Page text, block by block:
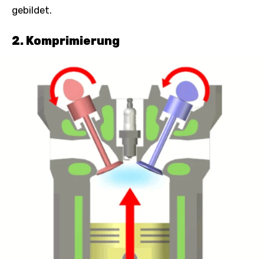
gebildet.
2. Komprimierung